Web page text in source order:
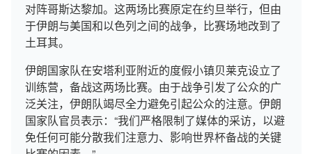
对阵哥斯达黎加。这两场比赛原定在约旦举行，但由
于伊朗与美国和以色列之间的战争，比赛场地改到了
土耳其。
伊朗国家队在安塔利亚附近的度假小镇贝莱克设立了
训练营，备战这两场比赛。由于战争引发了公众的广
泛关注，伊朗队竭尽全力避免引起公众的注意。伊朗
国家队官员表示：“我们严格限制了媒体的采访，以避
免任何可能分散我们注意力、影响世界杯备战的关键